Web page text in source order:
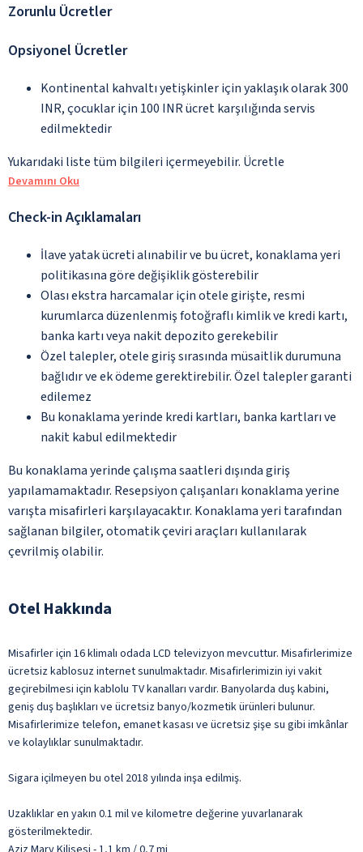
Zorunlu Ücretler
Opsiyonel Ücretler
Kontinental kahvaltı yetişkinler için yaklaşık olarak 300
INR, çocuklar için 100 INR ücret karşılığında servis
edilmektedir
Yukarıdaki liste tüm bilgileri içermeyebilir. Ücretle
Devamını Oku
Check-in Açıklamaları
İlave yatak ücreti alınabilir ve bu ücret, konaklama yeri
politikasına göre değişiklik gösterebilir
Olası ekstra harcamalar için otele girişte, resmi
kurumlarca düzenlenmiş fotoğraflı kimlik ve kredi kartı,
banka kartı veya nakit depozito gerekebilir
Özel talepler, otele giriş sırasında müsaitlik durumuna
bağlıdır ve ek ödeme gerektirebilir. Özel talepler garanti
edilemez
Bu konaklama yerinde kredi kartları, banka kartları ve
nakit kabul edilmektedir
Bu konaklama yerinde çalışma saatleri dışında giriş
yapılamamaktadır. Resepsiyon çalışanları konaklama yerine
varışta misafirleri karşılayacaktır. Konaklama yeri tarafından
sağlanan bilgiler, otomatik çeviri araçları kullanılarak
çevrilmiş olabilir.
Otel Hakkında
Misafirler için 16 klimalı odada LCD televizyon mevcuttur. Misafirlerimize
ücretsiz kablosuz internet sunulmaktadır. Misafirlerimizin iyi vakit
geçirebilmesi için kablolu TV kanalları vardır. Banyolarda duş kabini,
geniş duş başlıkları ve ücretsiz banyo/kozmetik ürünleri bulunur.
Misafirlerimize telefon, emanet kasası ve ücretsiz şişe su gibi imkânlar
ve kolaylıklar sunulmaktadır.
Sigara içilmeyen bu otel 2018 yılında inşa edilmiş.
Uzaklıklar en yakın 0.1 mil ve kilometre değerine yuvarlanarak
gösterilmektedir.